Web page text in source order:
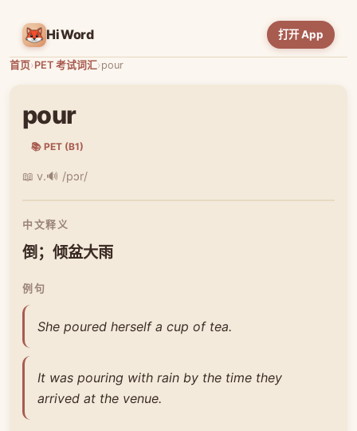
HiWord 打开 App
首页›PET 考试词汇›pour
pour
📚 PET (B1)
📖 v.🔊 /pɔr/
中文释义
倒；倾盆大雨
例句
She poured herself a cup of tea.
It was pouring with rain by the time they
arrived at the venue.